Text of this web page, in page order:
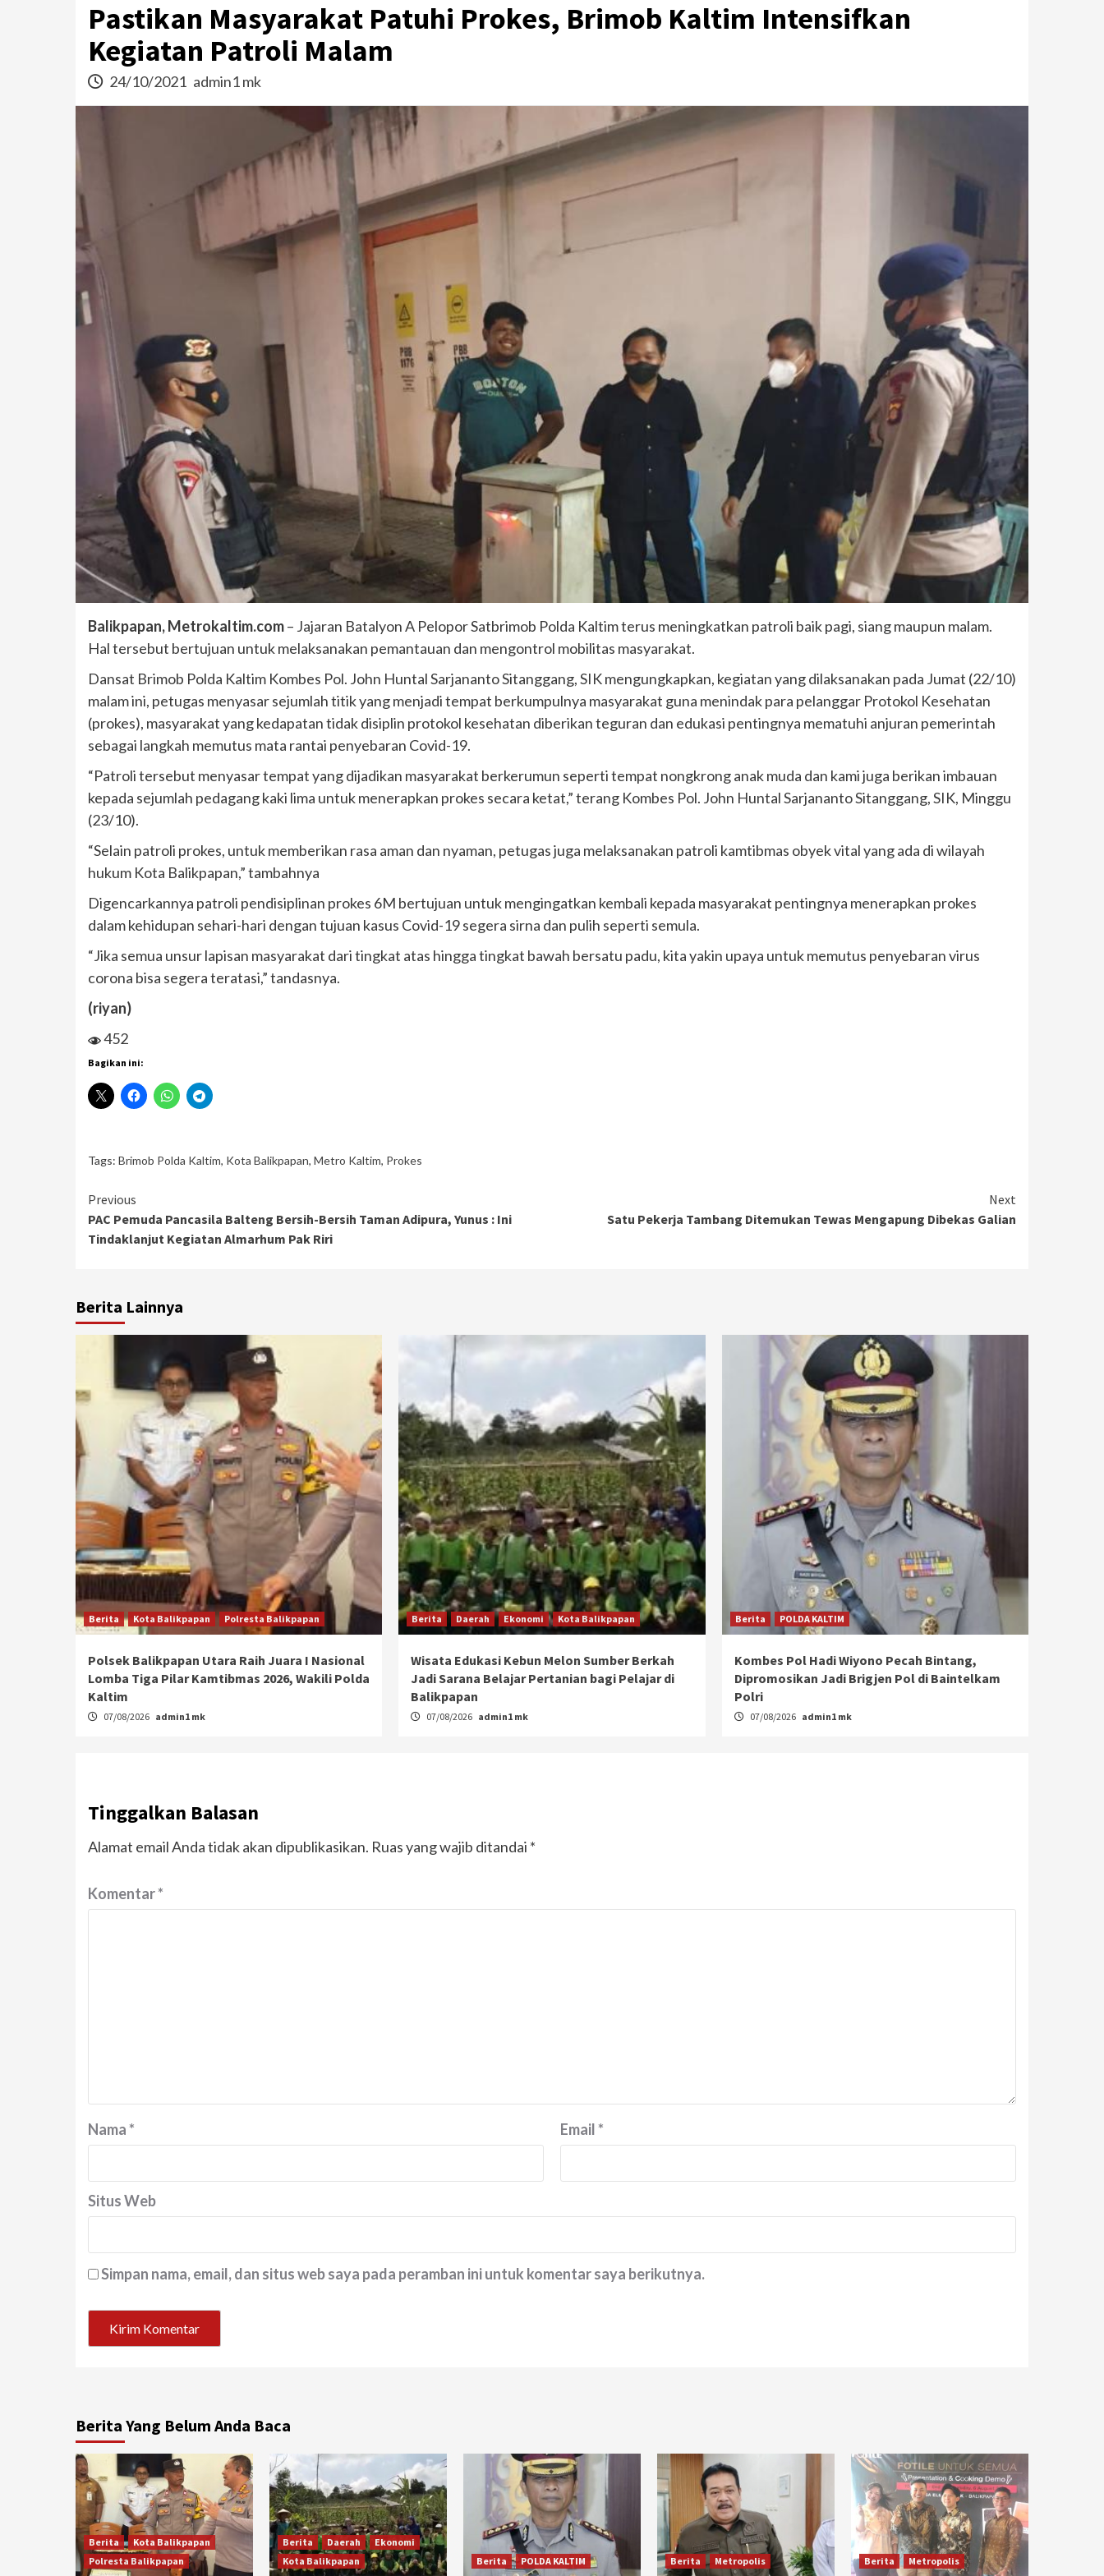
Pastikan Masyarakat Patuhi Prokes, Brimob Kaltim Intensifkan
Kegiatan Patroli Malam
24/10/2021 admin1 mk
Balikpapan, Metrokaltim.com– Jajaran Batalyon A Pelopor Satbrimob Polda Kaltim terus meningkatkan patroli baik pagi, siang maupun malam.
Hal tersebut bertujuan untuk melaksanakan pemantauan dan mengontrol mobilitas masyarakat.
Dansat Brimob Polda Kaltim Kombes Pol. John Huntal Sarjananto Sitanggang, SIK mengungkapkan, kegiatan yang dilaksanakan pada Jumat (22/10)
malam ini, petugas menyasar sejumlah titik yang menjadi tempat berkumpulnya masyarakat guna menindak para pelanggar Protokol Kesehatan
(prokes), masyarakat yang kedapatan tidak disiplin protokol kesehatan diberikan teguran dan edukasi pentingnya mematuhi anjuran pemerintah
sebagai langkah memutus mata rantai penyebaran Covid-19.
“Patroli tersebut menyasar tempat yang dijadikan masyarakat berkerumun seperti tempat nongkrong anak muda dan kami juga berikan imbauan
kepada sejumlah pedagang kaki lima untuk menerapkan prokes secara ketat,” terang Kombes Pol. John Huntal Sarjananto Sitanggang, SIK, Minggu
(23/10).
“Selain patroli prokes, untuk memberikan rasa aman dan nyaman, petugas juga melaksanakan patroli kamtibmas obyek vital yang ada di wilayah
hukum Kota Balikpapan,” tambahnya
Digencarkannya patroli pendisiplinan prokes 6M bertujuan untuk mengingatkan kembali kepada masyarakat pentingnya menerapkan prokes
dalam kehidupan sehari-hari dengan tujuan kasus Covid-19 segera sirna dan pulih seperti semula.
“Jika semua unsur lapisan masyarakat dari tingkat atas hingga tingkat bawah bersatu padu, kita yakin upaya untuk memutus penyebaran virus
corona bisa segera teratasi,” tandasnya.
(riyan)
452
Bagikan ini:
Tags: Brimob Polda Kaltim, Kota Balikpapan, Metro Kaltim, Prokes
Continue
Reading
Previous
PAC Pemuda Pancasila Balteng Bersih-Bersih Taman Adipura, Yunus : Ini
Tindaklanjut Kegiatan Almarhum Pak Riri
Next
Satu Pekerja Tambang Ditemukan Tewas Mengapung Dibekas Galian
Berita Lainnya
Berita Kota Balikpapan Polresta Balikpapan
Polsek Balikpapan Utara Raih Juara I Nasional
Lomba Tiga Pilar Kamtibmas 2026, Wakili Polda
Kaltim
07/08/2026 admin1 mk
Berita Daerah Ekonomi Kota Balikpapan
Wisata Edukasi Kebun Melon Sumber Berkah
Jadi Sarana Belajar Pertanian bagi Pelajar di
Balikpapan
07/08/2026 admin1 mk
Berita POLDA KALTIM
Kombes Pol Hadi Wiyono Pecah Bintang,
Dipromosikan Jadi Brigjen Pol di Baintelkam
Polri
07/08/2026 admin1 mk
Tinggalkan Balasan
Alamat email Anda tidak akan dipublikasikan. Ruas yang wajib ditandai *
Komentar*
Nama* Email*
Situs Web
Simpan nama, email, dan situs web saya pada peramban ini untuk komentar saya berikutnya.
Berita Yang Belum Anda Baca
Berita
Kota Balikpapan
Polresta Balikpapan
Berita Daerah
Ekonomi
Kota Balikpapan
Berita POLDA KALTIM Berita Metropolis Berita Metropolis